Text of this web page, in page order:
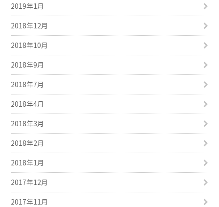
2019年1月
2018年12月
2018年10月
2018年9月
2018年7月
2018年4月
2018年3月
2018年2月
2018年1月
2017年12月
2017年11月